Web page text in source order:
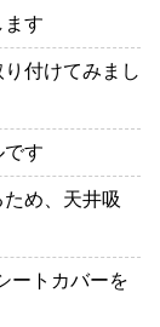
す
付けてみまし
す
め、天井吸
ートカバーを